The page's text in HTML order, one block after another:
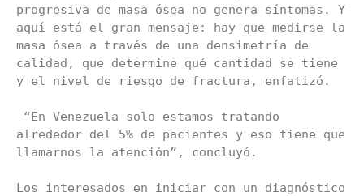
progresiva de masa ósea no genera síntomas. Y
aquí está el gran mensaje: hay que medirse la
masa ósea a través de una densimetría de
calidad, que determine qué cantidad se tiene
y el nivel de riesgo de fractura, enfatizó.
alrededor del 5% de pacientes y eso tiene que
llamarnos la atención”, concluyó.
Los interesados en iniciar con un diagnóstico